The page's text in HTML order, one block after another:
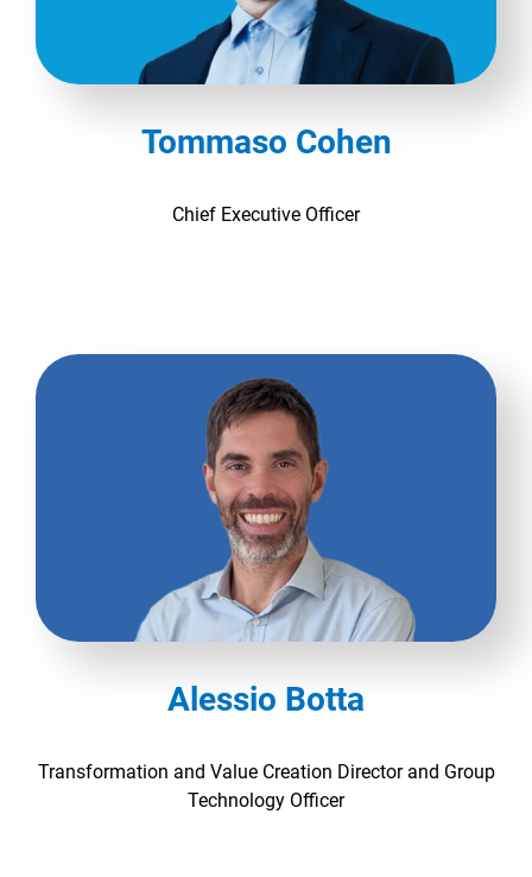
Tommaso Cohen
Chief Executive Officer
Alessio Botta
Transformation and Value Creation Director and Group
Technology Officer